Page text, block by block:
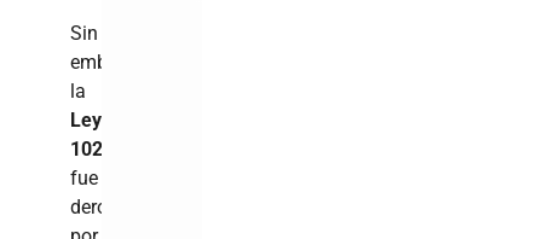
Sin
embargo,
la
Ley
1024
fue
derogada